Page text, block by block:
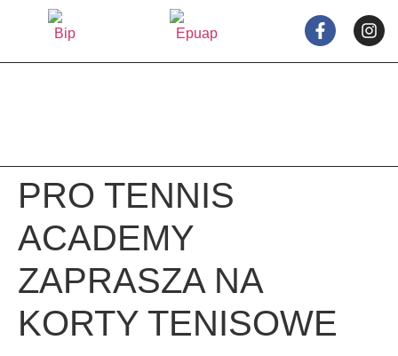
PRO TENNIS
ACADEMY
ZAPRASZA NA
KORTY TENISOWE